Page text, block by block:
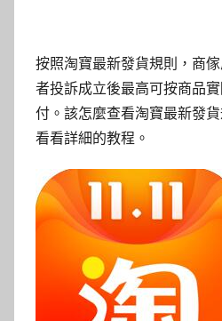
按照淘寶最新發貨規則，商
者投訴成立後最高可按商品
付。該怎麼查看淘寶最新發
看看詳細的教程。